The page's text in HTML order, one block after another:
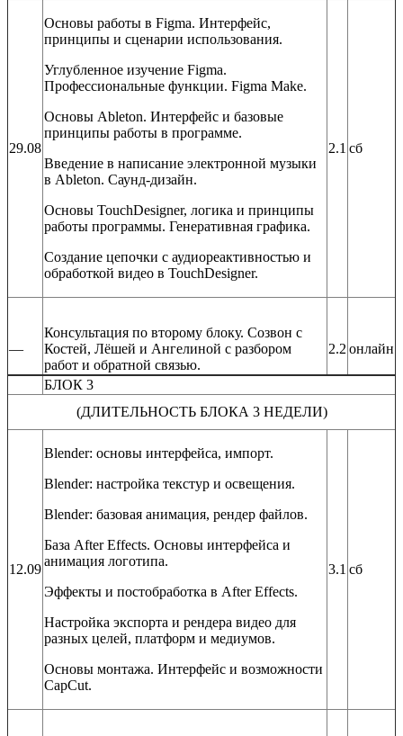
29.08
Основы работы в Figma. Интерфейс,
принципы и сценарии использования.
Углубленное изучение Figma.
Профессиональные функции. Figma Make.
Основы Ableton. Интерфейс и базовые
принципы работы в программе.
Введение в написание электронной музыки
в Ableton. Саунд-дизайн.
Основы TouchDesigner, логика и принципы
работы программы. Генеративная графика.
Создание цепочки с аудиореактивностью и
обработкой видео в TouchDesigner.
2.1 сб
—
Консультация по второму блоку. Созвон с
Костей, Лёшей и Ангелиной с разбором
работ и обратной связью.
2.2 онлайн
БЛОК 3
(ДЛИТЕЛЬНОСТЬ БЛОКА 3 НЕДЕЛИ)
12.09
Blender: основы интерфейса, импорт.
Blender: настройка текстур и освещения.
Blender: базовая анимация, рендер файлов.
База After Effects. Основы интерфейса и
анимация логотипа.
Эффекты и постобработка в After Effects.
Настройка экспорта и рендера видео для
разных целей, платформ и медиумов.
Основы монтажа. Интерфейс и возможности
CapCut.
3.1 сб